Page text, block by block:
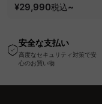
ク・コンセント・
ー機能搭載ワークデス
ク
¥29,990税込~
安全な支払い
高度なセキュリティ対策で安
心のお買い物